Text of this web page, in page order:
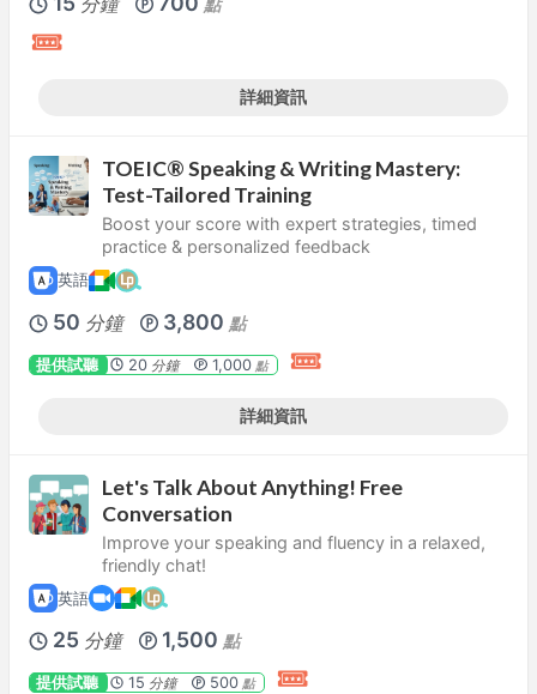
點
詳細資訊
TOEIC® Speaking & Writing Mastery:
Test-Tailored Training
Boost your score with expert strategies, timed
practice & personalized feedback
英語
50 分鐘 3,800 點
提供試聽 20 分鐘 1,000點
詳細資訊
Let's Talk About Anything! Free
Conversation
Improve your speaking and fluency in a relaxed,
friendly chat!
英語
25 分鐘 1,500 點
提供試聽 15 分鐘 500點